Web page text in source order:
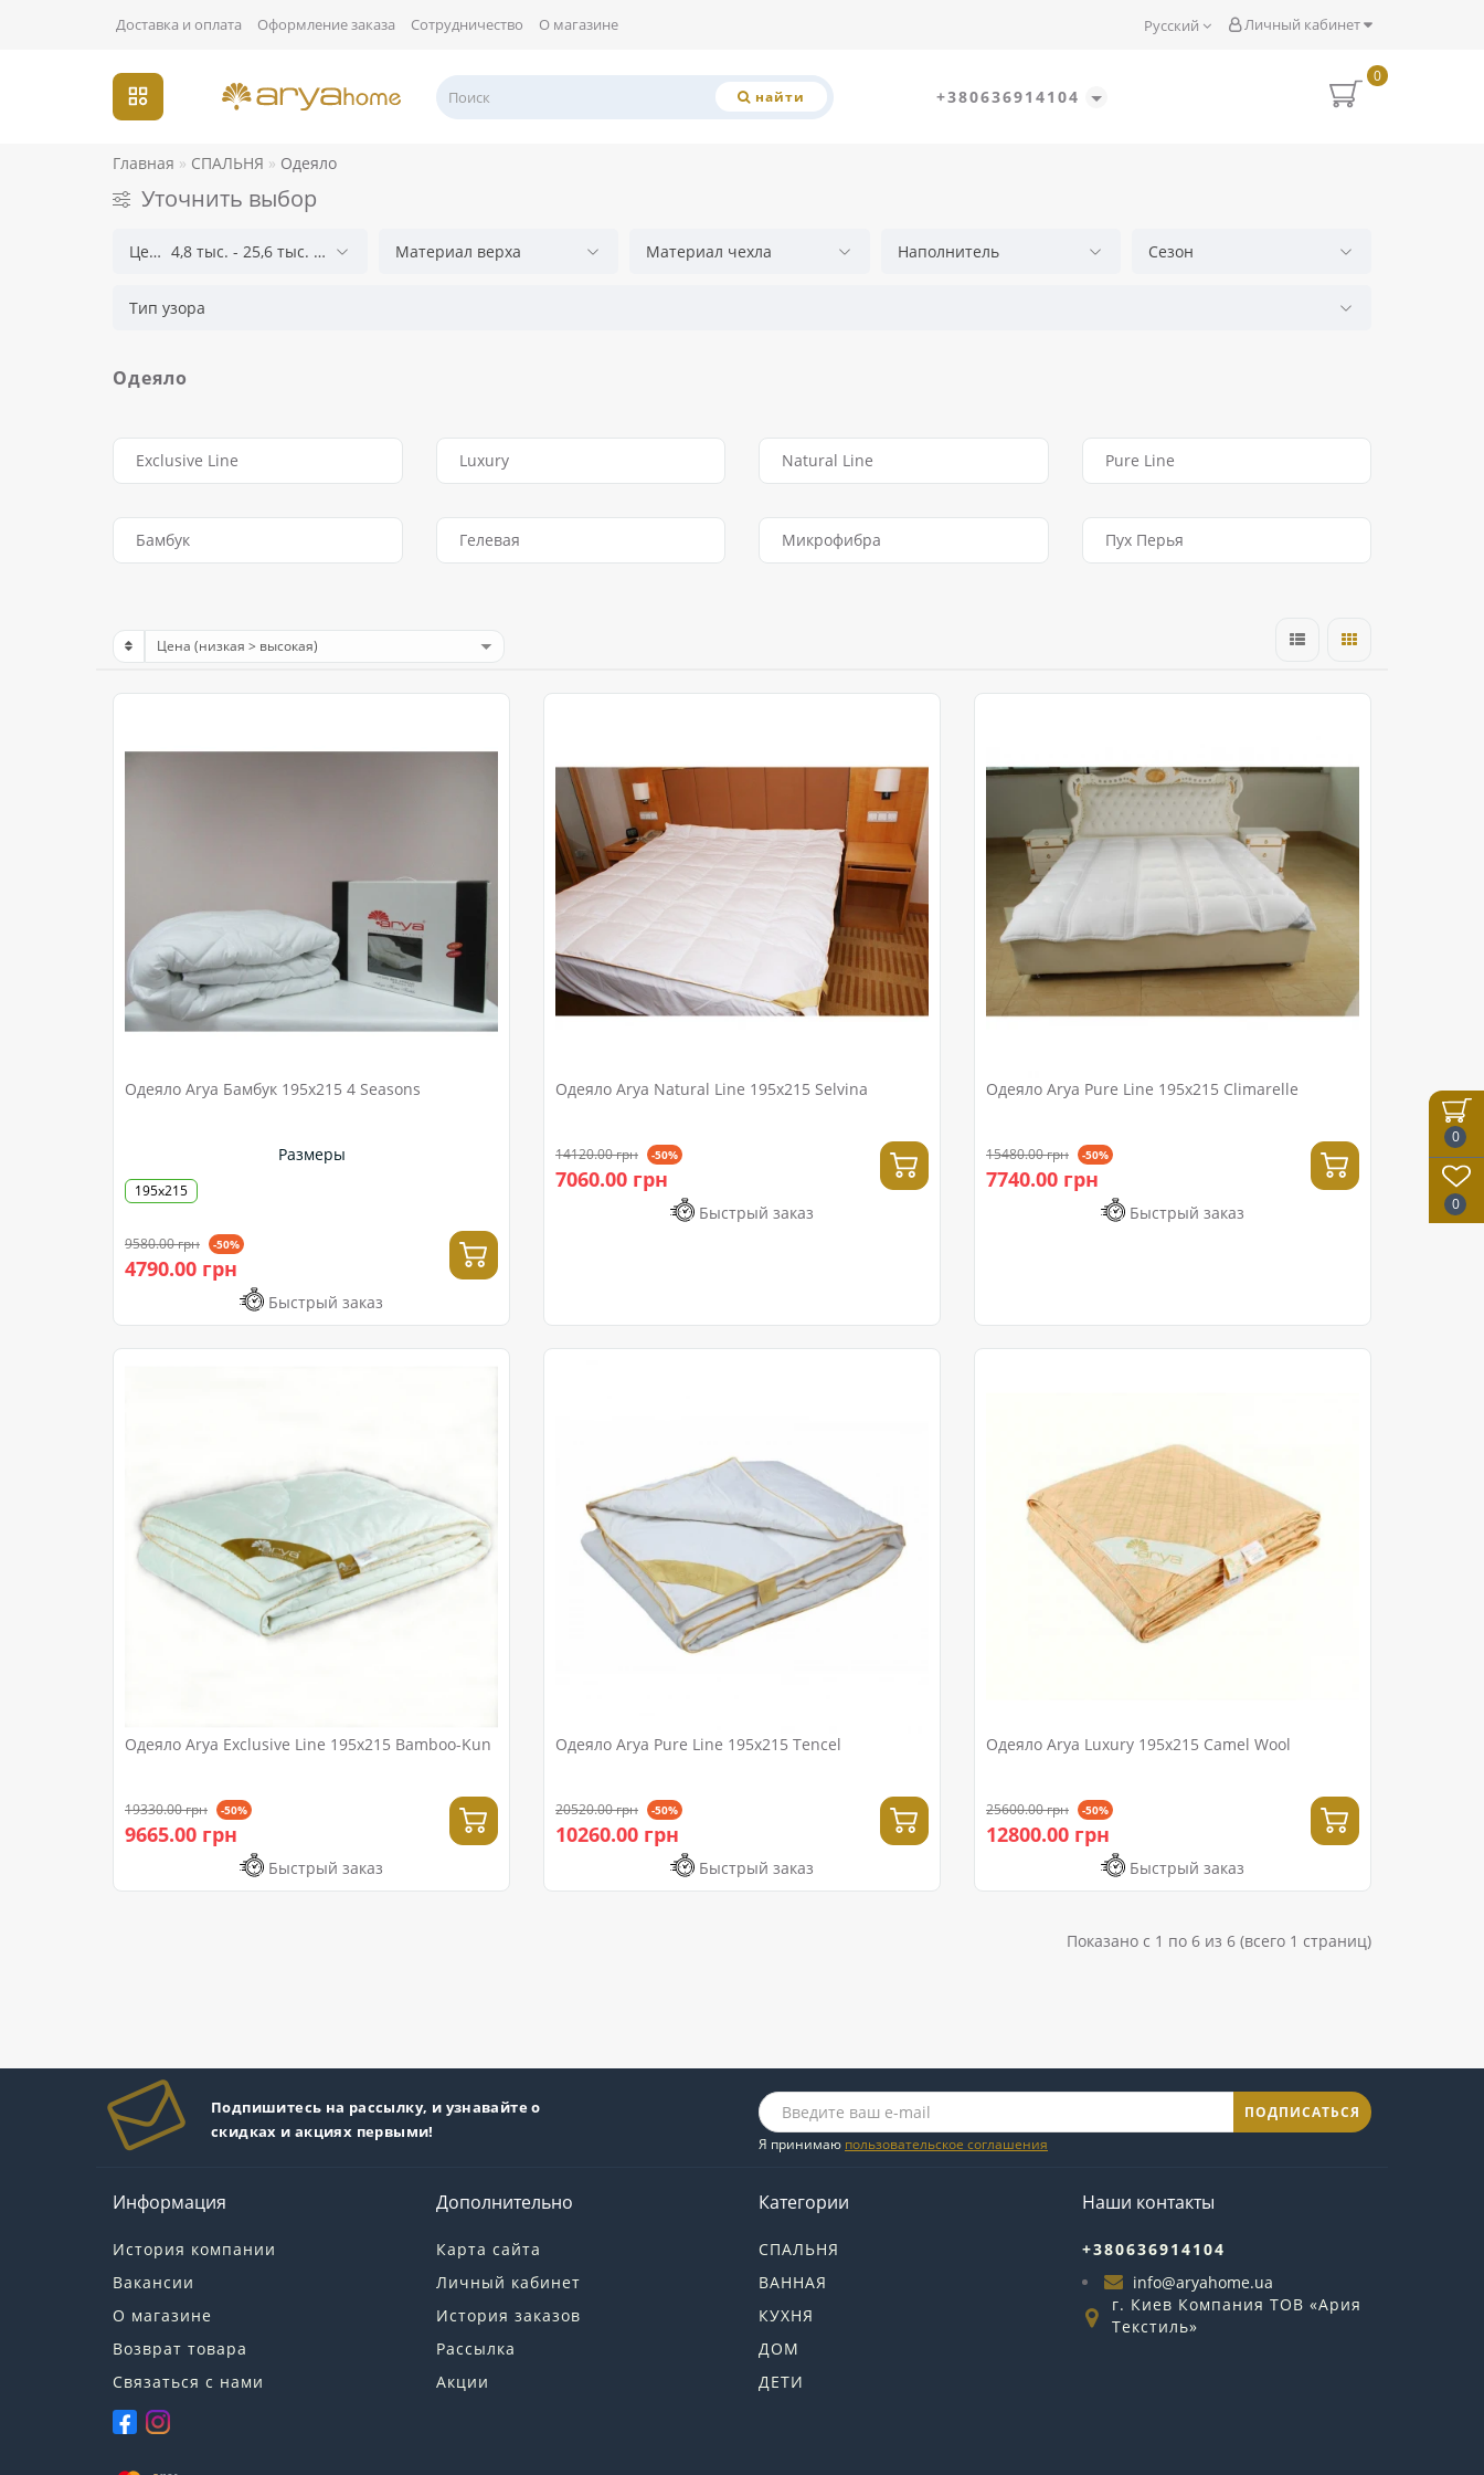
0
0
Личный кабинет
Русский
Доставка и оплата Оформление заказа Сотрудничество О магазине
найти +380636914104
0
Главная СПАЛЬНЯ Одеяло
Уточнить выбор
4,8 тыс. - 25,6 тыс.
Цена Материал верха Материал чехла Наполнитель Сезон
Тип узора
Одеяло
Exclusive Line Luxury Natural Line Pure Line
Бамбук Гелевая Микрофибра Пух Перья
Одеяло Arya Бамбук 195x215 4 Seasons
Размеры
195x215
9580.00 грн -50%
4790.00 грн
Быстрый заказ
Одеяло Arya Natural Line 195x215 Selvina
14120.00 грн -50%
7060.00 грн
Быстрый заказ
Одеяло Arya Pure Line 195x215 Climarelle
15480.00 грн -50%
7740.00 грн
Быстрый заказ
Одеяло Arya Exclusive Line 195x215 Bamboo-Kun
19330.00 грн -50%
9665.00 грн
Быстрый заказ
Одеяло Arya Pure Line 195x215 Tencel
20520.00 грн -50%
10260.00 грн
Быстрый заказ
Одеяло Arya Luxury 195x215 Camel Wool
25600.00 грн -50%
12800.00 грн
Быстрый заказ
Показано с 1 по 6 из 6 (всего 1 страниц)
Подпишитесь на рассылку, и узнавайте о
скидках и акциях первыми!
ПОДПИСАТЬСЯ
Я принимаю пользовательское соглашения
Информация
История компании
Вакансии
О магазине
Возврат товара
Связаться с нами
Дополнительно
Карта сайта
Личный кабинет
История заказов
Рассылка
Акции
Категории
СПАЛЬНЯ
ВАННАЯ
КУХНЯ
ДОМ
ДЕТИ
Наши контакты
+380636914104
info@aryahome.ua
г. Киев Компания ТОВ «Ария
Текстиль»